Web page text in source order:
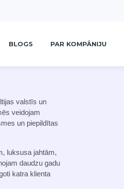
BLOGS PAR KOMPĀNIJU
valstīs un
veidojam
un piepildītas
luksusa jahtām,
daudzu gadu
katra klienta